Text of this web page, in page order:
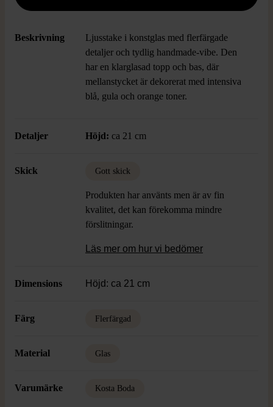
Beskrivning
Ljusstake i konstglas med flerfärgade
detaljer och tydlig handmade-vibe. Den
har en klarglasad topp och bas, där
mellanstycket är dekorerat med intensiva
blå, gula och orange toner.
Detaljer Höjd: ca 21 cm
Skick Gott skick
Produkten har använts men är av fin
kvalitet, det kan förekomma mindre
förslitningar.
Läs mer om hur vi bedömer
Dimensions Höjd: ca 21 cm
Färg Flerfärgad
Material Glas
Varumärke Kosta Boda